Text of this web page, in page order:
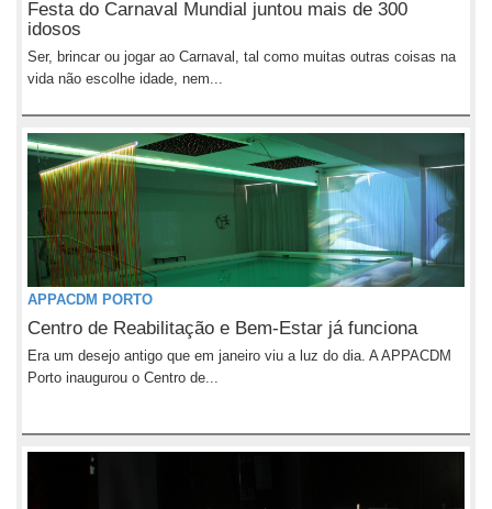
Festa do Carnaval Mundial juntou mais de 300
idosos
Ser, brincar ou jogar ao Carnaval, tal como muitas outras coisas na
vida não escolhe idade, nem...
APPACDM PORTO
Centro de Reabilitação e Bem-Estar já funciona
Era um desejo antigo que em janeiro viu a luz do dia. A APPACDM
Porto inaugurou o Centro de...